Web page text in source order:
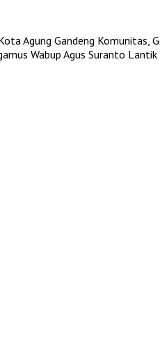
Agung Gandeng Komunitas,
Wabup Agus Suranto